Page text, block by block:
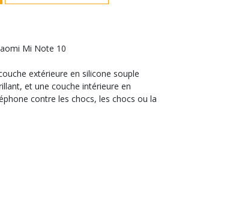
Mi Note 10
extérieure en silicone souple
et une couche intérieure en
contre les chocs, les chocs ou la